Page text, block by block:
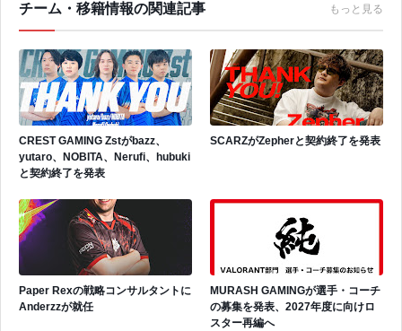
チーム・移籍情報の関連記事 もっと見る
CREST GAMING Zstがbazz、
yutaro、NOBITA、Nerufi、hubuki
と契約終了を発表
SCARZがZepherと契約終了を発表
Paper Rexの戦略コンサルタントに
Anderzzが就任
MURASH GAMINGが選手・コーチ
の募集を発表、2027年度に向けロ
スター再編へ